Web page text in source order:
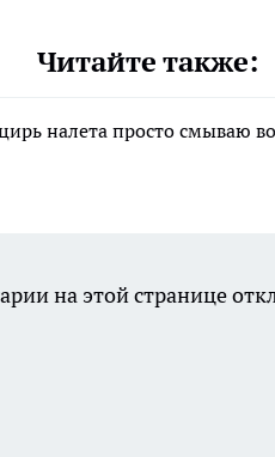
Читайте также:
налета просто смываю
на этой странице